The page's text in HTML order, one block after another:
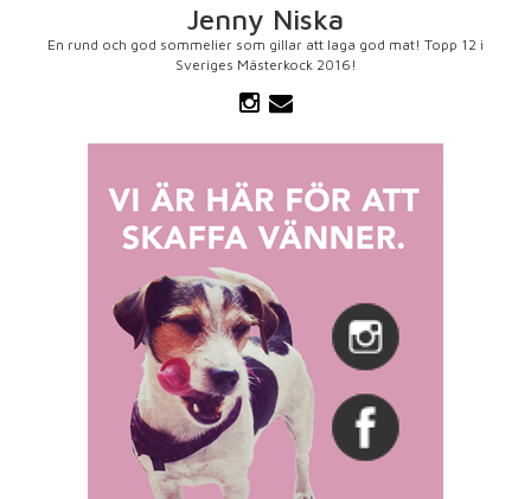
Jenny Niska
En rund och god sommelier som gillar att laga god mat! Topp 12 i
Sveriges Mästerkock 2016!